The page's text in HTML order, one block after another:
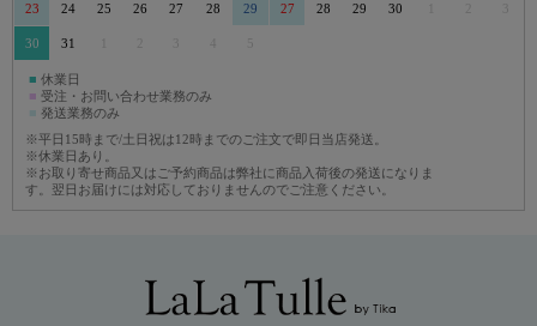
23 24 25 26 27 28 29
30 31 5
27 28 29 30
■ 休業日
■ 受注・お問い合わせ業務のみ
■ 発送業務のみ
※平日15時まで/土日祝は12時までのご注文で即日当店発送。
※休業日あり。
※お取り寄せ商品又はご予約商品は弊社に商品入荷後の発送になりま
す。翌日お届けには対応しておりませんのでご注意ください。